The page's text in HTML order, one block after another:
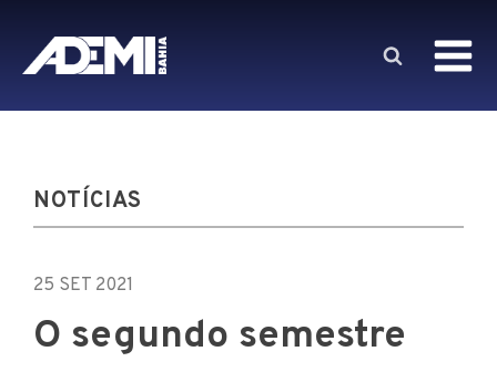
NOTÍCIAS
25 SET 2021
O segundo semestre